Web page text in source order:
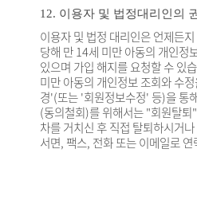
12. 이용자 및 법정대리인의
이용자 및 법정 대리인은 언제든
당해 만 14세 미만 아동의 개인정
있으며 가입 해지를 요청할 수 있
미만 아동의 개인정보 조회와 수
경'(또는 '회원정보수정' 등)을 통
(동의철회)를 위해서는 "회원탈퇴
차를 거치신 후 직접 탈퇴하시거
서면, 팩스, 전화 또는 이메일로